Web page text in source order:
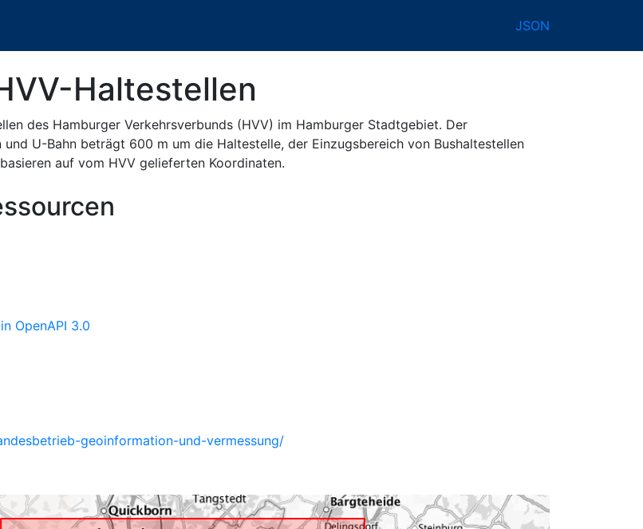
JSON
Haltestellen
des Hamburger Verkehrsverbunds (HVV) im Hamburger Stadtgebiet. Der
und U-Bahn beträgt 600 m um die Haltestelle, der Einzugsbereich von Bushaltestellen
auf vom HVV gelieferten Koordinaten.
OpenAPI 3.0
geoinformation-und-vermessung/